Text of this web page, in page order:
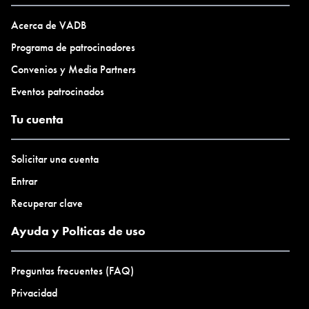
pluricelular que se forma con fines de dispersión o supervivencia
En la actualidad, se conforma como equipo de trabajo en gestión
cultural y del arte, integrado por: María Gallo Ugarte, Camila
Caram y Jorgelina Gramatica.
Acerca de VADB
Programa de patrocinadores
Convenios y Media Partners
Eventos patrocinados
Tu cuenta
Solicitar una cuenta
Entrar
Recuperar clave
Ayuda y Polticas de uso
Preguntas frecuentes (FAQ)
Privacidad